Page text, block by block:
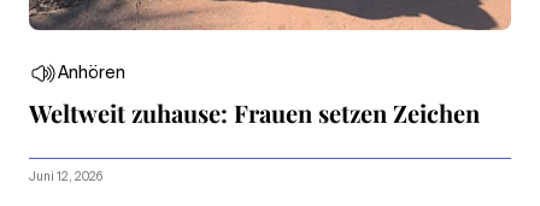
Anhören
Weltweit zuhause: Frauen setzen Zeichen
Juni 12, 2026